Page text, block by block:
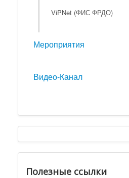
ViPNet (ФИС ФРДО)
Мероприятия
Видео-Канал
Полезные ссылки